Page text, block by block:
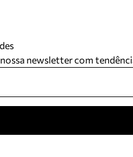
newsletter com